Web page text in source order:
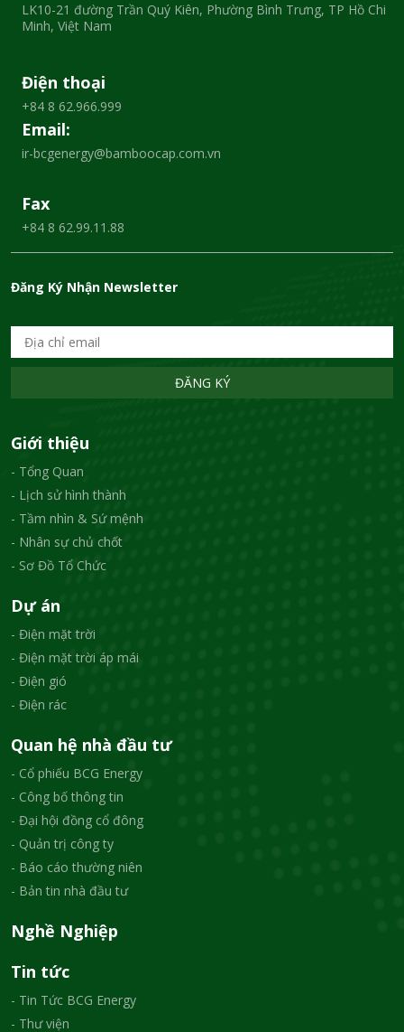
LK10-21 đường Trần Quý Kiên, Phường Bình Trưng, TP Hồ Chi
Minh, Việt Nam
Điện thoại
+84 8 62.966.999
Email:
ir-bcgenergy@bamboocap.com.vn
Fax
+84 8 62.99.11.88
Đăng Ký Nhận Newsletter
ĐĂNG KÝ
Giới thiệu
- Tổng Quan
- Lịch sử hình thành
- Tầm nhìn & Sứ mệnh
- Nhân sự chủ chốt
- Sơ Đồ Tổ Chức
Dự án
- Điện mặt trời
- Điện mặt trời áp mái
- Điện gió
- Điện rác
Quan hệ nhà đầu tư
- Cổ phiếu BCG Energy
- Công bố thông tin
- Đại hội đồng cổ đông
- Quản trị công ty
- Báo cáo thường niên
- Bản tin nhà đầu tư
Nghề Nghiệp
Tin tức
- Tin Tức BCG Energy
- Thư viện